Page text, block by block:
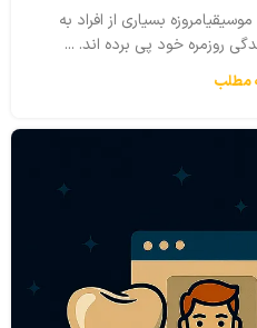
بسیاری از افراد به
روزمره خود پی برده اند. ...
مطلب